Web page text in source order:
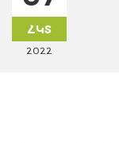
ՀԿՏ
2022